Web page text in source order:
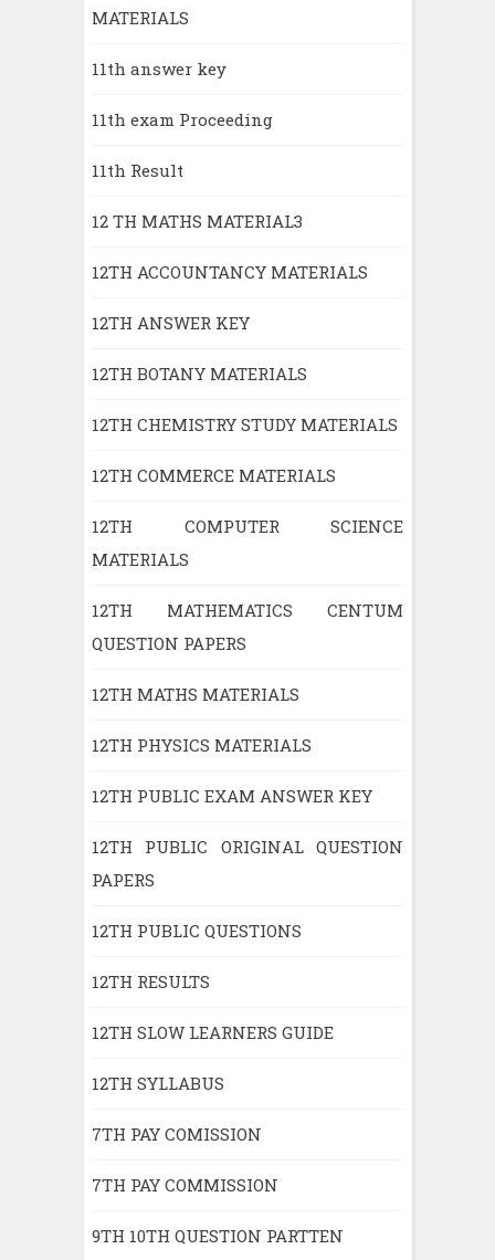
MATERIALS
11th answer key
11th exam Proceeding
11th Result
12 TH MATHS MATERIAL3
12TH ACCOUNTANCY MATERIALS
12TH ANSWER KEY
12TH BOTANY MATERIALS
12TH CHEMISTRY STUDY MATERIALS
12TH COMMERCE MATERIALS
12TH COMPUTER SCIENCE
MATERIALS
12TH MATHEMATICS CENTUM
QUESTION PAPERS
12TH MATHS MATERIALS
12TH PHYSICS MATERIALS
12TH PUBLIC EXAM ANSWER KEY
12TH PUBLIC ORIGINAL QUESTION
PAPERS
12TH PUBLIC QUESTIONS
12TH RESULTS
12TH SLOW LEARNERS GUIDE
12TH SYLLABUS
7TH PAY COMISSION
7TH PAY COMMISSION
9TH 10TH QUESTION PARTTEN